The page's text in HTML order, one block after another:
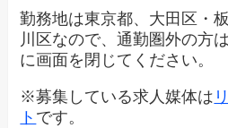
勤務地は東京都、大田区・
川区なので、通勤圏外の方
に画面を閉じてください。
※募集している求人媒体は
ト です。